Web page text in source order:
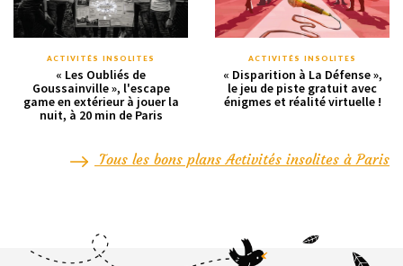
ACTIVITÉS INSOLITES
« Les Oubliés de
Goussainville », l'escape
game en extérieur à jouer la
nuit, à 20 min de Paris
ACTIVITÉS INSOLITES
« Disparition à La Défense »,
le jeu de piste gratuit avec
énigmes et réalité virtuelle !
Tous les bons plans Activités insolites à Paris